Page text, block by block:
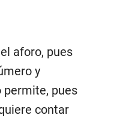
aforo, pues
y
permite, pues
contar